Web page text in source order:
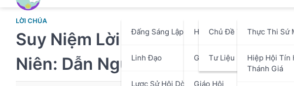
Đấng Sáng Lập
Linh Đạo
Lược Sử Hội Dòng
Hội Dòng
Chủ Đề Tháng
Tư Liệu
Giáo Phận
Giáo Hội
Thực Thi Sứ
Hiệp Hội Tín
Thánh Giá
LỜI CHÚA
Suy Niệm Lời Chúa – Thứ Hai sau
Niên: Dẫn Người Khác Bằng Đời